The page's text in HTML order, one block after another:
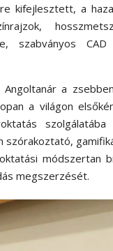
kifejlesztett, a
szabványos CAD
a
a világon
szolgálatába
módszertan
megszerzését.